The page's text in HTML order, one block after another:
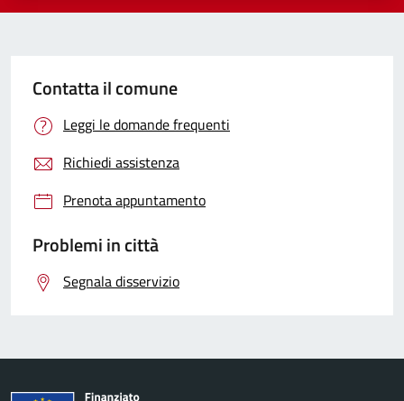
Contatta il comune
Leggi le domande frequenti
Richiedi assistenza
Prenota appuntamento
Problemi in città
Segnala disservizio